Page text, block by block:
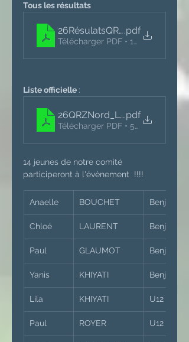
Tous les résultats
26RésulatsQRZ-Nord
.pdf
Télécharger PDF • 129KB
Liste officielle :
26QRZNord_ListeOfficielle
.pdf
Télécharger PDF • 50KB
14 jeunes de notre comité
participeront à l'évènement  !!!!
Anaelle BOUCHET Benjamins
Chloé LAURENT Benjamins
Paul GLAUMOT Benjamins
Yanis KHIYATI Benjamins
Lila KHIYATI U12 Filles
Paul ROYER U12